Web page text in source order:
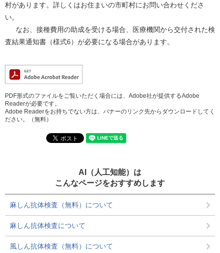
村があります。詳しくはお住まいの市町村にお問い合わせくださ
い。
なお、接種費用の助成を受ける場合、医療機関から交付された検
査結果通知書（様式6）が必要になる場合があります。
PDF形式のファイルをご覧いただく場合には、Adobe社が提供するAdobe
Readerが必要です。
Adobe Readerをお持ちでない方は、バナーのリンク先からダウンロードしてく
ださい。（無料）
AI（人工知能）は
こんなページをおすすめします
麻しん抗体検査（無料）について
麻しん抗体検査について
風しん抗体検査（無料）について